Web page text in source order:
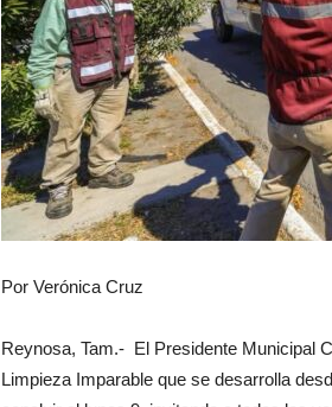
Por Verónica Cruz
Reynosa, Tam.- El Presidente Municipal
Limpieza Imparable que se desarrolla